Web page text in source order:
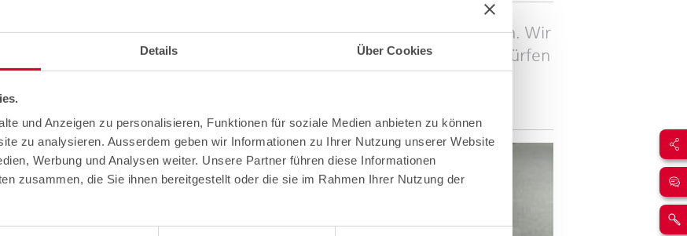
Details Über Cookies
und Anzeigen zu personalisieren, Funktionen für soziale Medien anbieten zu können
zu analysieren. Ausserdem geben wir Informationen zu Ihrer Nutzung unserer Website
Werbung und Analysen weiter. Unsere Partner führen diese Informationen
zusammen, die Sie ihnen bereitgestellt oder die sie im Rahmen Ihrer Nutzung der
konnten die Netzwerkinstallation mit grosser Expertise durchführen. Wir
vertrauenswürdigen und kompetenten Partnern zählen zu dürfen
den Heizungsbedarf von Gebäuden zu optimieren.